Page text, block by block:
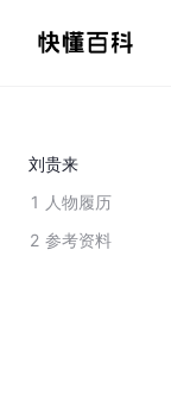
刘贵来
1 人物履历
2 参考资料